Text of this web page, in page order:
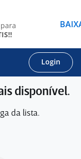
Login
disponível.
da lista.